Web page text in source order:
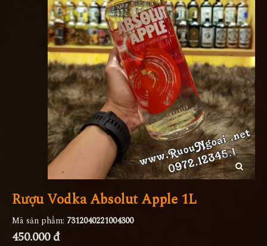
Rượu Vodka Absolut Apple 1L
Mã sản phẩm: 7312040221004300
450.000 đ